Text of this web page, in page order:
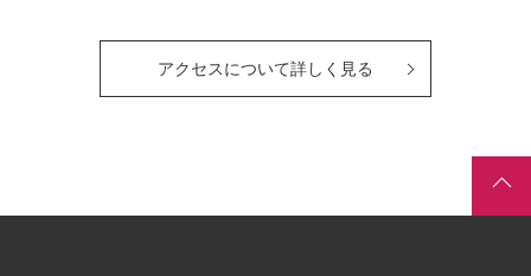
アクセスについて詳しく見る